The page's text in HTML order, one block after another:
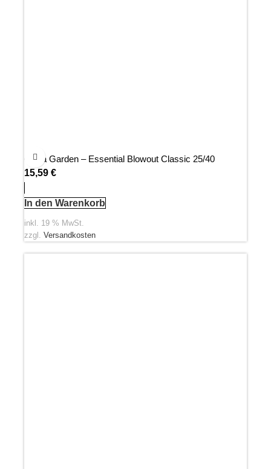
Olivia Garden – Essential Blowout Classic 25/40
15,59 €
In den Warenkorb
inkl. 19 % MwSt.
zzgl. Versandkosten